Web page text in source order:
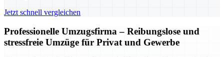
Jetzt schnell vergleichen
Professionelle Umzugsfirma – Reibungslose und
stressfreie Umzüge für Privat und Gewerbe